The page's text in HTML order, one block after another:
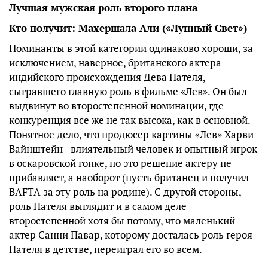
Лучшая мужская роль второго плана
Кто получит: Махершала Али («Лунный Свет»)
Номинанты в этой категории одинаково хороши, за
исключением, наверное, британского актера
индийского происхождения Дева Пателя,
сыгравшего главную роль в фильме «Лев». Он был
выдвинут во второстепенной номинации, где
конкуренция все же не так высока, как в основной.
Понятное дело, что продюсер картины «Лев» Харви
Вайнштейн - влиятельный человек и опытный игрок
в оскаровской гонке, но это решение актеру не
прибавляет, а наоборот (пусть британец и получил
BAFTA за эту роль на родине). С другой стороны,
роль Пателя выглядит и в самом деле
второстепенной хотя бы потому, что маленький
актер Санни Павар, которому досталась роль героя
Пателя в детстве, переиграл его во всем.